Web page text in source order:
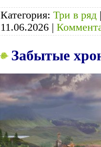
Категория: Три в ряд
11.06.2026 |
Забытые